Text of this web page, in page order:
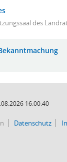
des
16:00:40
Datenschutz